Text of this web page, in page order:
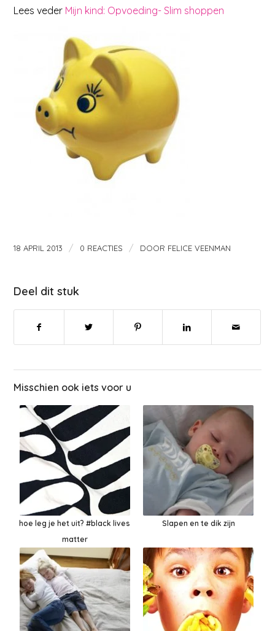
Lees veder Mijn kind: Opvoeding- Slim shoppen
18 APRIL 2013 / 0 REACTIES / DOOR FELICE VEENMAN
Deel dit stuk
Misschien ook iets voor u
hoe leg je het uit? #black lives
matter
Slapen en te dik zijn